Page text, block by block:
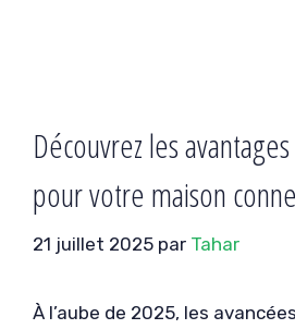
Découvrez les
pour votre maison
21 juillet 2025 par Tahar
À l’aube de 2025, les